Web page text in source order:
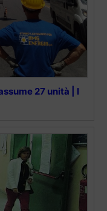
27 unità | I